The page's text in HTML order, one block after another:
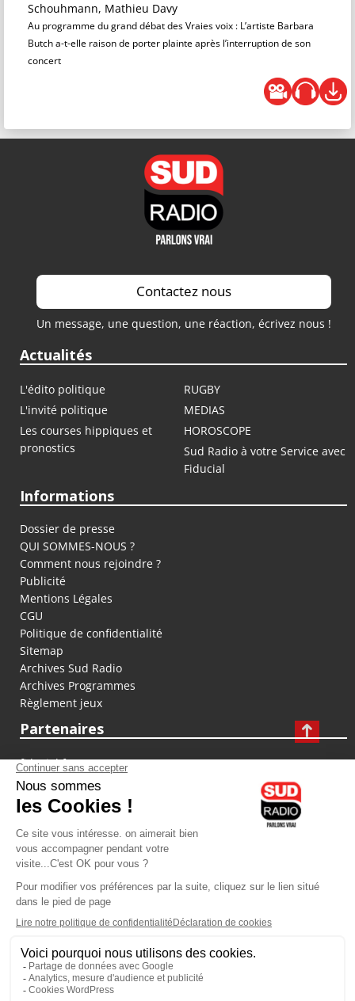
Schouhmann, Mathieu Davy
Au programme du grand débat des Vraies voix : L’artiste Barbara
Butch a-t-elle raison de porter plainte après l’interruption de son
concert
Contactez nous
Un message, une question, une réaction, écrivez nous !
Actualités
L'édito politique
RUGBY
L'invité politique
MEDIAS
Les courses hippiques et
pronostics
HOROSCOPE
Sud Radio à votre Service avec
Fiducial
Informations
Dossier de presse
QUI SOMMES-NOUS ?
Comment nous rejoindre ?
Publicité
Mentions Légales
CGU
Politique de confidentialité
Sitemap
Archives Sud Radio
Archives Programmes
Règlement jeux
Partenaires
fiducial.fr
lyoncapitale.fr
olympique-et-lyonnais.com
L'application Iphone / Android
Téléchargez l'application
Les cookies
Gestion des cookies
Crédit photos : ©Sud Radio / Pierre Olivier